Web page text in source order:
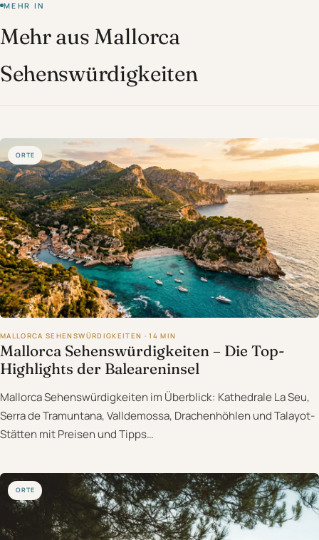
MEHR IN
Mehr aus Mallorca
Sehenswürdigkeiten
ORTE
MALLORCA SEHENSWÜRDIGKEITEN · 14 MIN
Mallorca Sehenswürdigkeiten – Die Top-
Highlights der Baleareninsel
Mallorca Sehenswürdigkeiten im Überblick: Kathedrale La Seu,
Serra de Tramuntana, Valldemossa, Drachenhöhlen und Talayot-
Stätten mit Preisen und Tipps…
ORTE